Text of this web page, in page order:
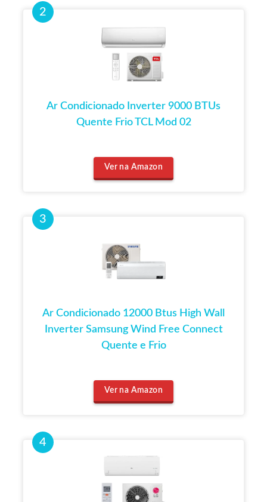
Ar Condicionado Inverter 9000 BTUs
Quente Frio TCL Mod 02
Ver na Amazon
Ar Condicionado 12000 Btus High Wall
Inverter Samsung Wind Free Connect
Quente e Frio
Ver na Amazon